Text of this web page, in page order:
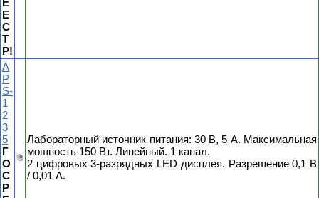
Е
Е
С
Т
Р!
A
P
S-
1
2
3
5
Г
О
С
Р
Лабораторный источник питания: 30 В, 5 А. Максимальная
мощность 150 Вт. Линейный. 1 канал.
2 цифровых 3-разрядных LED дисплея. Разрешение 0,1 В
/ 0,01 А.